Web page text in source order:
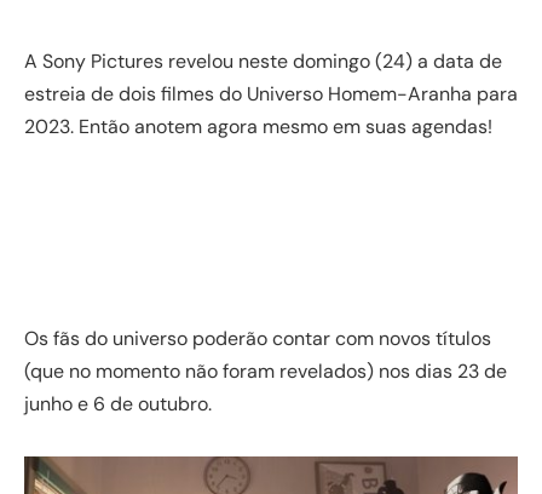
A Sony Pictures revelou neste domingo (24) a data de
estreia de dois filmes do Universo Homem-Aranha para
2023. Então anotem agora mesmo em suas agendas!
Os fãs do universo poderão contar com novos títulos
(que no momento não foram revelados) nos dias 23 de
junho e 6 de outubro.